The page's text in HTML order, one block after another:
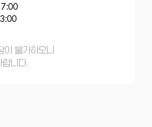
불가하오니
니다.